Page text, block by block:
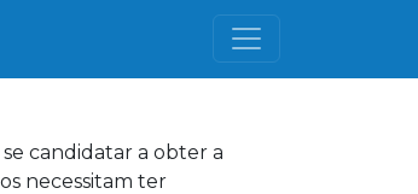
candidatar a obter a
necessitam ter